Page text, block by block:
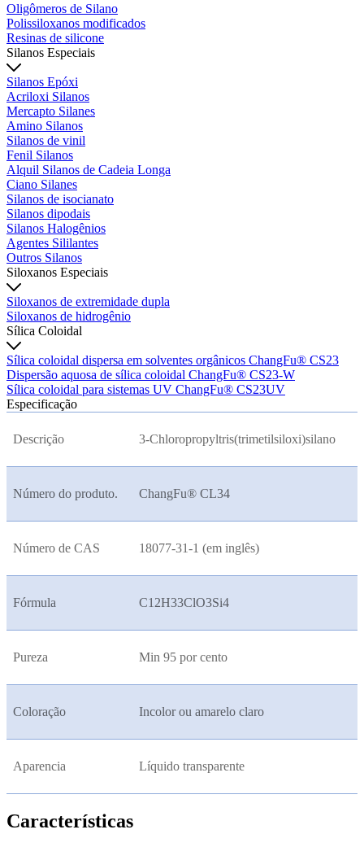
Oligômeros de Silano
Polissiloxanos modificados
Resinas de silicone
Silanos Especiais
Silanos Epóxi
Acriloxi Silanos
Mercapto Silanes
Amino Silanos
Silanos de vinil
Fenil Silanos
Alquil Silanos de Cadeia Longa
Ciano Silanes
Silanos de isocianato
Silanos dipodais
Silanos Halogênios
Agentes Sililantes
Outros Silanos
Siloxanos Especiais
Siloxanos de extremidade dupla
Siloxanos de hidrogênio
Sílica Coloidal
Sílica coloidal dispersa em solventes orgânicos ChangFu® CS23
Dispersão aquosa de sílica coloidal ChangFu® CS23-W
Sílica coloidal para sistemas UV ChangFu® CS23UV
Especificação
Descrição 3-Chloropropyltris(trimetilsiloxi)silano
Número do produto. ChangFu® CL34
Número de CAS 18077-31-1 (em inglês)
Fórmula C12H33ClO3Si4
Pureza Min 95 por cento
Coloração Incolor ou amarelo claro
Aparencia Líquido transparente
Características